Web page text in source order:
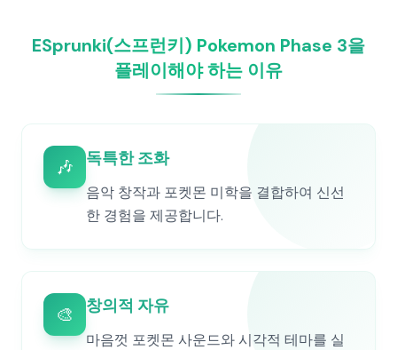
ESprunki(스프런키) Pokemon Phase 3을
플레이해야 하는 이유
🎶 독특한 조화
음악 창작과 포켓몬 미학을 결합하여 신선
한 경험을 제공합니다.
🎨 창의적 자유
마음껏 포켓몬 사운드와 시각적 테마를 실